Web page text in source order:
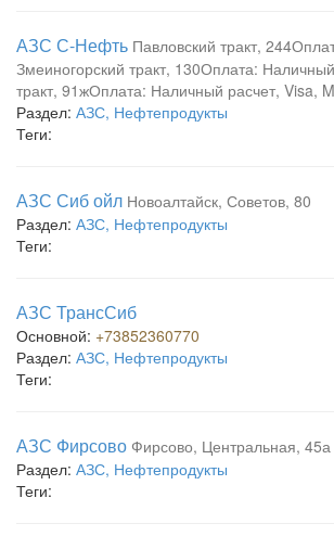
АЗС С-Нефть Павловский тракт,
Змеиногорский тракт, 130Оплата:
тракт, 91жОплата: Наличный расчет,
Раздел: АЗС, Нефтепродукты
Теги:
АЗС Сиб ойл Новоалтайск, Советов, 80
Раздел: АЗС, Нефтепродукты
Теги:
АЗС ТрансСиб
Основной: +73852360770
Раздел: АЗС, Нефтепродукты
Теги:
АЗС Фирсово Фирсово, Центральная, 45а
Раздел: АЗС, Нефтепродукты
Теги: